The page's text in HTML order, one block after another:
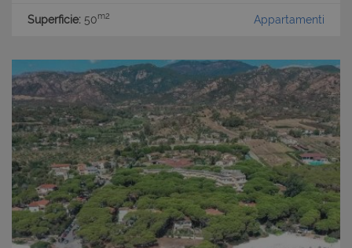
Superficie: 50m2 Appartamenti